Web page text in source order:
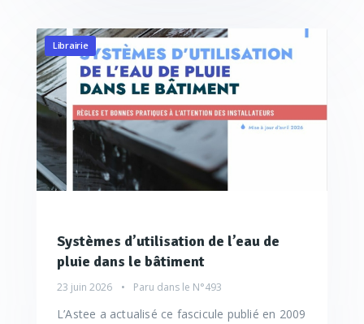
Librairie
Systèmes d’utilisation de l’eau de
pluie dans le bâtiment
23 juin 2026 Paru dans le N°493
L’Astee a actualisé ce fascicule publié en 2009